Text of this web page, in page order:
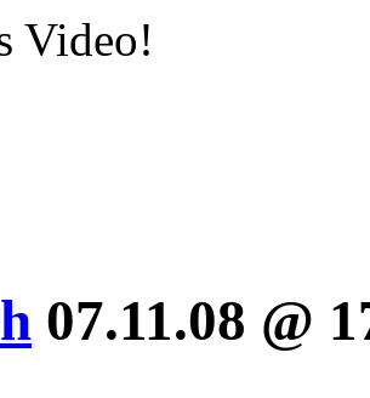
Video!
07.11.08 @